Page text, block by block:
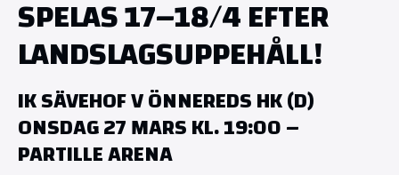
SPELAS 17–18/4 EFTER
LANDSLAGSUPPEHÅLL!
IK SÄVEHOF V ÖNNEREDS HK (D)
ONSDAG 27 MARS KL. 19:00 –
PARTILLE ARENA